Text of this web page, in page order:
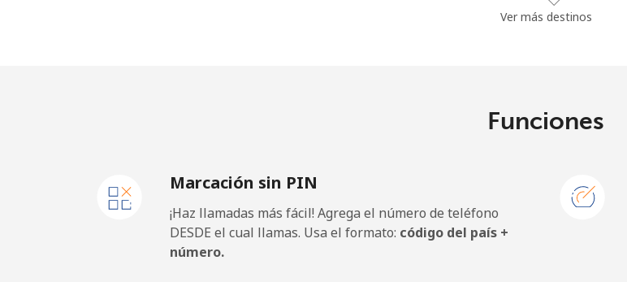
Celular
Malaysia
Ver más destinos
Funciones
Marcación sin PIN
¡Haz llamadas más fácil! Agrega el número de teléfono
DESDE el cual llamas. Usa el formato: código del país +
número.